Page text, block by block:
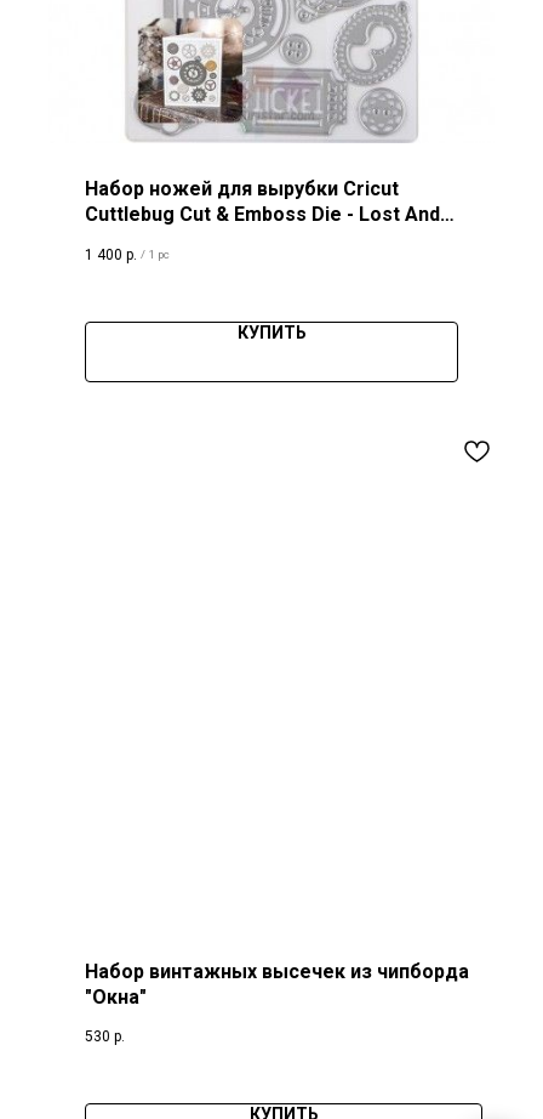
Набор ножей для вырубки Cricut
Cuttlebug Cut & Emboss Die - Lost And
1 400 р. / 1 pc
КУПИТЬ
Набор винтажных высечек из чипборда
"Окна"
530 р.
КУПИТЬ